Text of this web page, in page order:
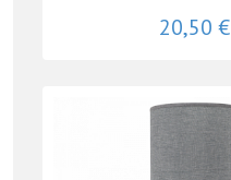
20,50 €